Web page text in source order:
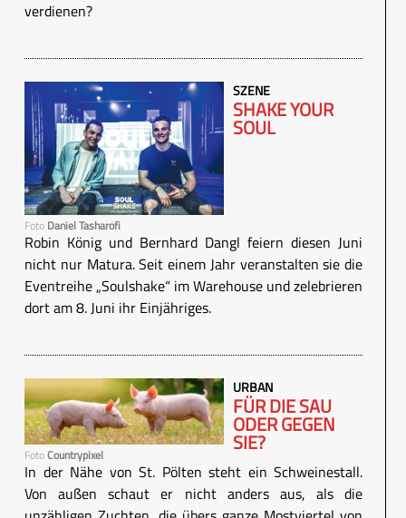
verdienen?
Foto Daniel Tasharofi
SZENE
SHAKE YOUR
SOUL
Robin König und Bernhard Dangl feiern diesen Juni
nicht nur Matura. Seit einem Jahr veranstalten sie die
Eventreihe „Soulshake“ im Warehouse und zelebrieren
dort am 8. Juni ihr Einjähriges.
FotoCountrypixel
URBAN
FÜR DIE SAU
ODER GEGEN
SIE?
In der Nähe von St. Pölten steht ein Schweinestall.
Von außen schaut er nicht anders aus, als die